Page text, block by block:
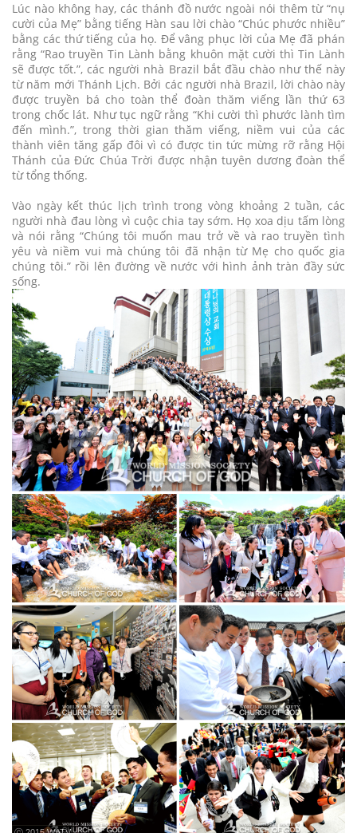
Lúc nào không hay, các thánh đồ nước ngoài nói thêm từ “nụ
cười của Mẹ” bằng tiếng Hàn sau lời chào “Chúc phước nhiều”
bằng các thứ tiếng của họ. Để vâng phục lời của Mẹ đã phán
rằng “Rao truyền Tin Lành bằng khuôn mặt cười thì Tin Lành
sẽ được tốt.”, các người nhà Brazil bắt đầu chào như thế này
từ năm mới Thánh Lịch. Bởi các người nhà Brazil, lời chào này
được truyền bá cho toàn thể đoàn thăm viếng lần thứ 63
trong chốc lát. Như tục ngữ rằng “Khi cười thì phước lành tìm
đến mình.”, trong thời gian thăm viếng, niềm vui của các
thành viên tăng gấp đôi vì có được tin tức mừng rỡ rằng Hội
Thánh của Đức Chúa Trời được nhận tuyên dương đoàn thể
từ tổng thống.
Vào ngày kết thúc lịch trình trong vòng khoảng 2 tuần, các
người nhà đau lòng vì cuộc chia tay sớm. Họ xoa dịu tấm lòng
và nói rằng “Chúng tôi muốn mau trở về và rao truyền tình
yêu và niềm vui mà chúng tôi đã nhận từ Mẹ cho quốc gia
chúng tôi.” rồi lên đường về nước với hình ảnh tràn đầy sức
sống.